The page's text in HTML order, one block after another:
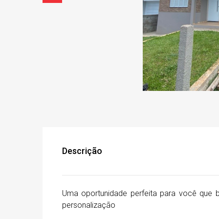
Descrição
Uma oportunidade perfeita para você
personalização